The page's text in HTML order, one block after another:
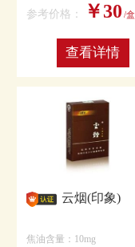
参考价格： ￥30 /盒
查看详情
云烟(印象)
焦油含量：10mg